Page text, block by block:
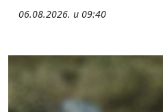
06.08.2026. u 09:40